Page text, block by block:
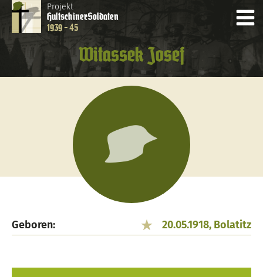
Projekt
HultschinerSoldaten
1939 - 45
Witassek Josef
Geboren: 20.05.1918, Bolatitz